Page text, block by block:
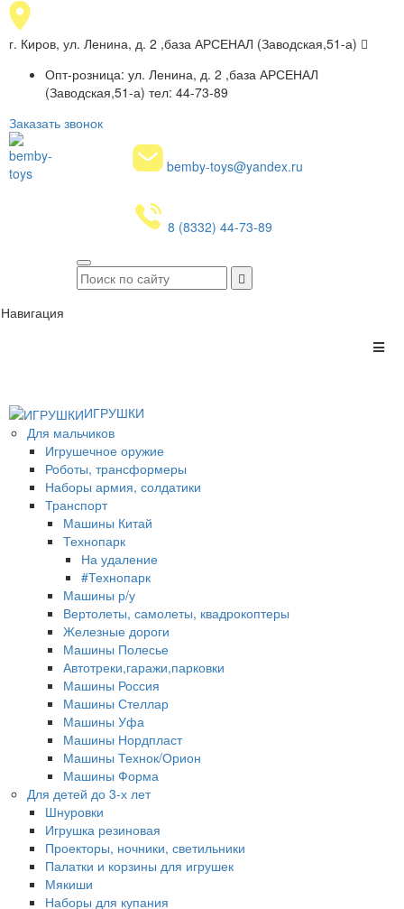
г. Киров, ул. Ленина, д. 2 ,база АРСЕНАЛ (Заводская,51-а)
Опт-розница: ул. Ленина, д. 2 ,база АРСЕНАЛ
(Заводская,51-а) тел: 44-73-89
Заказать звонок
bemby-toys@yandex.ru
8 (8332) 44-73-89
Навигация
ИГРУШКИ
Для мальчиков
Игрушечное оружие
Роботы, трансформеры
Наборы армия, солдатики
Транспорт
Машины Китай
Технопарк
На удаление
#Технопарк
Машины р/у
Вертолеты, самолеты, квадрокоптеры
Железные дороги
Машины Полесье
Автотреки,гаражи,парковки
Машины Россия
Машины Стеллар
Машины Уфа
Машины Нордпласт
Машины Технок/Орион
Машины Форма
Для детей до 3-х лет
Шнуровки
Игрушка резиновая
Проекторы, ночники, светильники
Палатки и корзины для игрушек
Мякиши
Наборы для купания